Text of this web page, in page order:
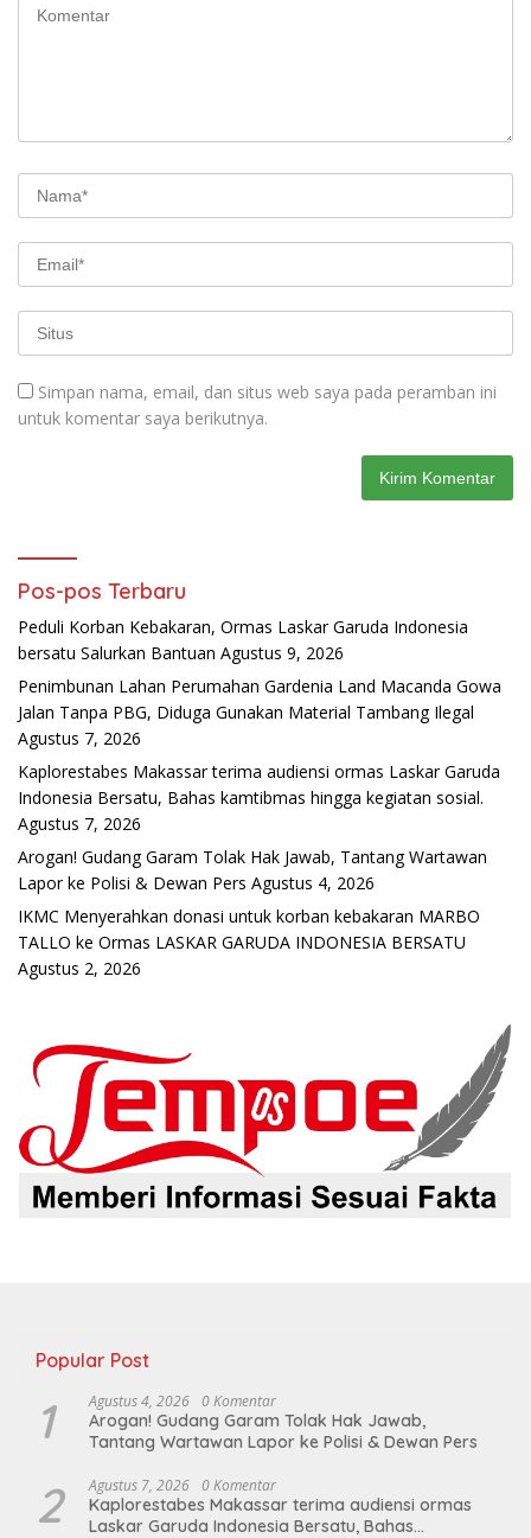
Simpan nama, email, dan situs web saya pada peramban ini
untuk komentar saya berikutnya.
Pos-pos Terbaru
Peduli Korban Kebakaran, Ormas Laskar Garuda Indonesia
bersatu Salurkan Bantuan Agustus 9, 2026
Penimbunan Lahan Perumahan Gardenia Land Macanda Gowa
Jalan Tanpa PBG, Diduga Gunakan Material Tambang Ilegal
Agustus 7, 2026
Kaplorestabes Makassar terima audiensi ormas Laskar Garuda
Indonesia Bersatu, Bahas kamtibmas hingga kegiatan sosial.
Agustus 7, 2026
Arogan! Gudang Garam Tolak Hak Jawab, Tantang Wartawan
Lapor ke Polisi & Dewan Pers Agustus 4, 2026
IKMC Menyerahkan donasi untuk korban kebakaran MARBO
TALLO ke Ormas LASKAR GARUDA INDONESIA BERSATU
Agustus 2, 2026
Popular Post
1 Agustus 4, 2026 0 Komentar
Arogan! Gudang Garam Tolak Hak Jawab,
Tantang Wartawan Lapor ke Polisi & Dewan Pers
2 Agustus 7, 2026 0 Komentar
Kaplorestabes Makassar terima audiensi ormas
Laskar Garuda Indonesia Bersatu, Bahas